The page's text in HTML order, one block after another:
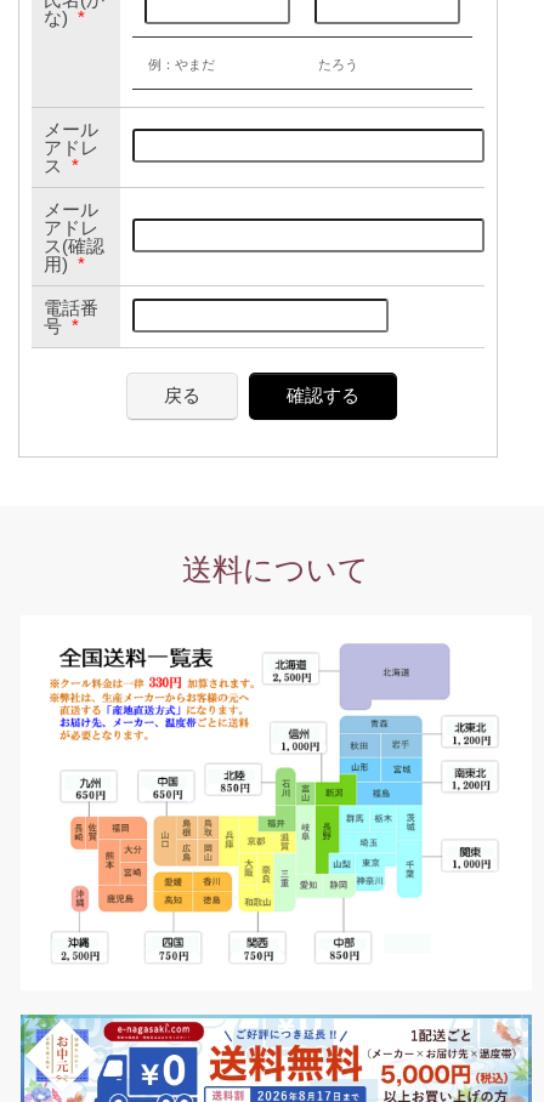
な) *
例：やまだ たろう
メール
アドレ
ス *
メール
アドレ
ス(確認
用) *
電話番
号 *
戻る 確認する
送料について